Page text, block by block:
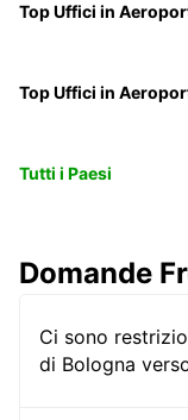
Top Uffici in
Top Uffici in
Tutti i Paesi
Domande
Ci sono
di Bologna